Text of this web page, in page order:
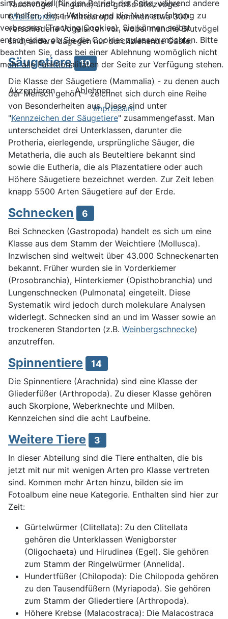
Tauchvögel (Pinguine) und große Stelzvögel
(Weißstorch). In Mitteuropa kommen etwa 300
verschiedene Vogelarten vor, wobei manche Brutvögel
sind, andere dagegen nur durchziehende Gäste.
Säugetiere 10
Die Klasse der Säugetiere (Mammalia) - zu denen auch
der Mensch gehört - zeichnet sich durch eine Reihe
von Besonderheiten aus. Diese sind unter
"Kennzeichen der Säugetiere" zusammengefasst. Man
unterscheidet drei Unterklassen, darunter die
Protheria, eierlegende, ursprüngliche Säuger, die
Metatheria, die auch als Beuteltiere bekannt sind
sowie die Eutheria, die als Plazentatiere oder auch
Höhere Säugetiere bezeichnet werden. Zur Zeit leben
knapp 5500 Arten Säugetiere auf der Erde.
Schnecken 6
Bei Schnecken (Gastropoda) handelt es sich um eine
Klasse aus dem Stamm der Weichtiere (Mollusca).
Inzwischen sind weltweit über 43.000 Schneckenarten
bekannt. Früher wurden sie in Vorderkiemer
(Prosobranchia), Hinterkiemer (Opisthobranchia) und
Lungenschnecken (Pulmonata) eingeteilt. Diese
Systematik wird jedoch durch molekulare Analysen
widerlegt. Schnecken sind an und im Wasser sowie an
trockeneren Standorten (z.B. Weinbergschnecke)
anzutreffen.
Spinnentiere 14
Die Spinnentiere (Arachnida) sind eine Klasse der
Gliederfüßer (Arthropoda). Zu dieser Klasse gehören
auch Skorpione, Weberknechte und Milben.
Kennzeichen sind die acht Laufbeine.
Weitere Tiere 3
In dieser Abteilung sind die Tiere enthalten, die bis
jetzt mit nur mit wenigen Arten pro Klasse vertreten
sind. Kommen mehr Arten hinzu, bilden sie im
Fotoalbum eine neue Kategorie. Enthalten sind hier zur
Zeit:
Gürtelwürmer (Clitellata): Zu den Clitellata
gehören die Unterklassen Wenigborster
(Oligochaeta) und Hirudinea (Egel). Sie gehören
zum Stamm der Ringelwürmer (Annelida).
Hundertfüßer (Chilopoda): Die Chilopoda gehören
zu den Tausendfüßern (Myriapoda). Sie gehören
zum Stamm der Gliedertiere (Arthropoda).
Höhere Krebse (Malacostraca): Die Malacostraca
sind essenziell für den Betrieb der Seite, während andere
uns helfen, diese Website und die Nutzererfahrung zu
verbessern (Tracking Cookies). Sie können selbst
entscheiden, ob Sie die Cookies zulassen möchten. Bitte
beachten Sie, dass bei einer Ablehnung womöglich nicht
mehr alle Funktionalitäten der Seite zur Verfügung stehen.
Akzeptieren
Ablehnen
Impressum